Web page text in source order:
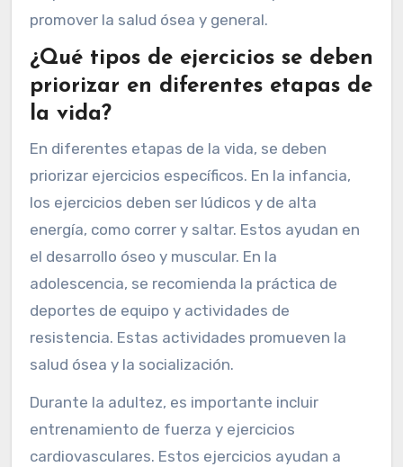
veces por semana. Estos ejercicios ayudan a
fracturas. Estudios indican que la actividad
física regular contribuye a una vida más larga y
saludable. La Organización Mundial de la Salud
respalda estas recomendaciones para
promover la salud ósea y general.
¿Qué tipos de ejercicios se deben
priorizar en diferentes etapas de
la vida?
En diferentes etapas de la vida, se deben
priorizar ejercicios específicos. En la infancia,
los ejercicios deben ser lúdicos y de alta
el desarrollo óseo y muscular. En la
adolescencia, se recomienda la práctica de